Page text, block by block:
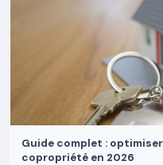
Guide complet :
copropriété en 2026